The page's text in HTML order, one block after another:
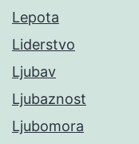
Lepota
Liderstvo
Ljubav
Ljubaznost
Ljubomora